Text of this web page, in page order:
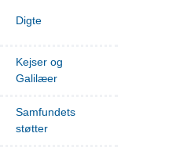
Digte
Kejser og
Galilæer
Samfundets
støtter